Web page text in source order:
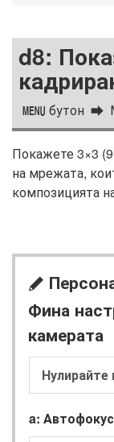
d8:
G бутон
Покажете 3×3
на мрежата,
композицията
A
Фина
камерата
Нулирайте
a: Автофокус